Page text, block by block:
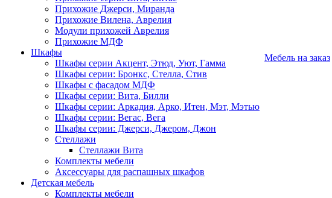
Прихожие Джерси, Миранда
Прихожие Вилена, Аврелия
Модули прихожей Аврелия
Прихожие МДФ
Шкафы
Шкафы серии Акцент, Этюд, Уют, Гамма
Шкафы серии: Бронкс, Стелла, Стив
Шкафы с фасадом МДФ
Шкафы серии: Вита, Билли
Шкафы серии: Аркадия, Арко, Итен, Мэт, Мэтью
Шкафы серии: Вегас, Вега
Шкафы серии: Джерси, Джером, Джон
Стеллажи
Стеллажи Вита
Комплекты мебели
Аксессуары для распашных шкафов
Детская мебель
Комплекты мебели
Мебель на заказ